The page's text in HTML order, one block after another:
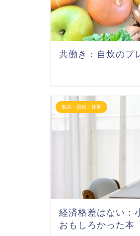
共働き：自炊のプ
勉強・資格・仕事
経済格差はない：
おもしろかった本